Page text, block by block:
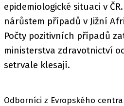
epidemiologické situaci v
nárůstem případů v Jižní
Počty pozitivních případů
ministerstva zdravotnictví
setrvale klesají.
Odborníci z Evropského